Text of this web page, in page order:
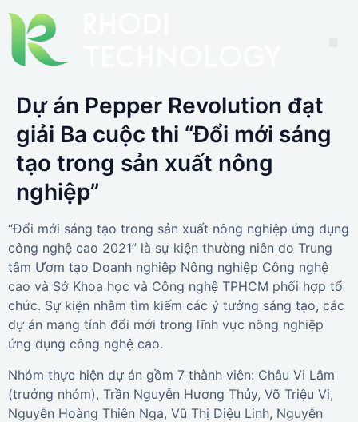
Dự án Pepper Revolution đạt
giải Ba cuộc thi “Đổi mới sáng
tạo trong sản xuất nông
nghiệp”
“Đổi mới sáng tạo trong sản xuất nông nghiệp ứng dụng
công nghệ cao 2021” là sự kiện thường niên do Trung
tâm Ươm tạo Doanh nghiệp Nông nghiệp Công nghệ
cao và Sở Khoa học và Công nghệ TPHCM phối hợp tổ
chức. Sự kiện nhằm tìm kiếm các ý tưởng sáng tạo, các
dự án mang tính đổi mới trong lĩnh vực nông nghiệp
ứng dụng công nghệ cao.
Nhóm thực hiện dự án gồm 7 thành viên: Châu Vi Lâm
(trưởng nhóm), Trần Nguyễn Hương Thủy, Võ Triệu Vi,
Nguyễn Hoàng Thiên Nga, Vũ Thị Diệu Linh, Nguyễn